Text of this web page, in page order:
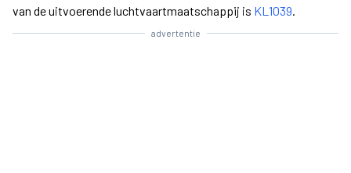
van de uitvoerende luchtvaartmaatschappij is KL1039.
advertentie